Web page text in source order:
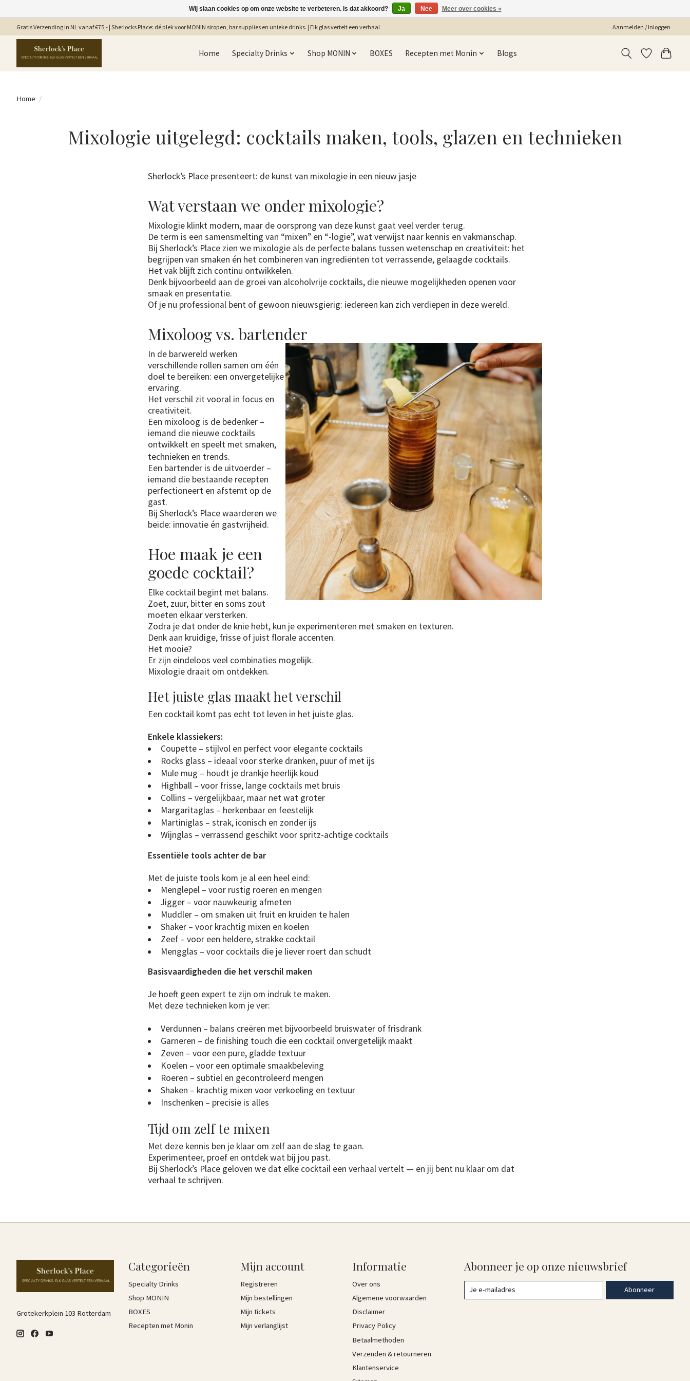
Gratis Verzending in NL vanaf €75,- | Sherlocks Place: dé plek voor MONIN siropen, bar supplies en unieke drinks. | Elk glas vertelt een verhaal Aanmelden / Inloggen
Home Specialty Drinks Shop MONIN BOXES Recepten met Monin Blogs
Home /
Mixologie uitgelegd: cocktails maken, tools, glazen en technieken
Sherlock’s Place presenteert: de kunst van mixologie in een nieuw jasje
Wat verstaan we onder mixologie?
Mixologie klinkt modern, maar de oorsprong van deze kunst gaat veel verder terug.
De term is een samensmelting van “mixen” en “-logie”, wat verwijst naar kennis en vakmanschap.
Bij Sherlock’s Place zien we mixologie als de perfecte balans tussen wetenschap en creativiteit: het
begrijpen van smaken én het combineren van ingrediënten tot verrassende, gelaagde cocktails.
Het vak blijft zich continu ontwikkelen.
Denk bijvoorbeeld aan de groei van alcoholvrije cocktails, die nieuwe mogelijkheden openen voor
smaak en presentatie.
Of je nu professional bent of gewoon nieuwsgierig: iedereen kan zich verdiepen in deze wereld.
Mixoloog vs. bartender
In de barwereld werken
verschillende rollen samen om één
doel te bereiken: een onvergetelijke
ervaring.
Het verschil zit vooral in focus en
creativiteit.
Een mixoloog is de bedenker –
iemand die nieuwe cocktails
ontwikkelt en speelt met smaken,
technieken en trends.
Een bartender is de uitvoerder –
iemand die bestaande recepten
perfectioneert en afstemt op de
gast.
Bij Sherlock’s Place waarderen we
beide: innovatie én gastvrijheid.
Hoe maak je een
goede cocktail?
Elke cocktail begint met balans.
Zoet, zuur, bitter en soms zout
moeten elkaar versterken.
Zodra je dat onder de knie hebt, kun je experimenteren met smaken en texturen.
Denk aan kruidige, frisse of juist florale accenten.
Het mooie?
Er zijn eindeloos veel combinaties mogelijk.
Mixologie draait om ontdekken.
Het juiste glas maakt het verschil
Een cocktail komt pas echt tot leven in het juiste glas.
Enkele klassiekers:
Coupette – stijlvol en perfect voor elegante cocktails
Rocks glass – ideaal voor sterke dranken, puur of met ijs
Mule mug – houdt je drankje heerlijk koud
Highball – voor frisse, lange cocktails met bruis
Collins – vergelijkbaar, maar net wat groter
Margaritaglas – herkenbaar en feestelijk
Martiniglas – strak, iconisch en zonder ijs
Wijnglas – verrassend geschikt voor spritz-achtige cocktails
Essentiële tools achter de bar
Met de juiste tools kom je al een heel eind:
Menglepel – voor rustig roeren en mengen
Jigger – voor nauwkeurig afmeten
Muddler – om smaken uit fruit en kruiden te halen
Shaker – voor krachtig mixen en koelen
Zeef – voor een heldere, strakke cocktail
Mengglas – voor cocktails die je liever roert dan schudt
Basisvaardigheden die het verschil maken
Je hoeft geen expert te zijn om indruk te maken.
Met deze technieken kom je ver:
Verdunnen – balans creëren met bijvoorbeeld bruiswater of frisdrank
Garneren – de finishing touch die een cocktail onvergetelijk maakt
Zeven – voor een pure, gladde textuur
Koelen – voor een optimale smaakbeleving
Roeren – subtiel en gecontroleerd mengen
Shaken – krachtig mixen voor verkoeling en textuur
Inschenken – precisie is alles
Tijd om zelf te mixen
Met deze kennis ben je klaar om zelf aan de slag te gaan.
Experimenteer, proef en ontdek wat bij jou past.
Bij Sherlock’s Place geloven we dat elke cocktail een verhaal vertelt — en jij bent nu klaar om dat
verhaal te schrijven.
Grotekerkplein 103 Rotterdam
Categorieën
Specialty Drinks
Shop MONIN
BOXES
Recepten met Monin
Mijn account
Registreren
Mijn bestellingen
Mijn tickets
Mijn verlanglijst
Informatie
Over ons
Algemene voorwaarden
Disclaimer
Privacy Policy
Betaalmethoden
Verzenden & retourneren
Klantenservice
Abonneer je op onze nieuwsbrief
Abonneer
Wij slaan cookies op om onze website te verbeteren. Is dat akkoord? Ja Nee Meer over cookies »